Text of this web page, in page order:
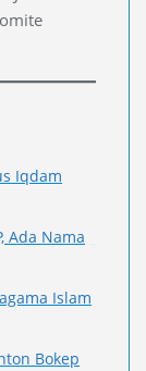
Iqdam
Ada Nama
Islam
Bokep